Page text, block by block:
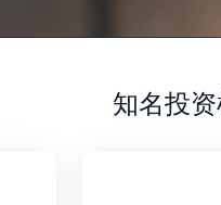
知名投